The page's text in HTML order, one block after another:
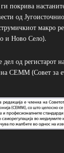
покрива
од
макро
и Ново Село).
дел од регистарот
СЕММ (Совет за